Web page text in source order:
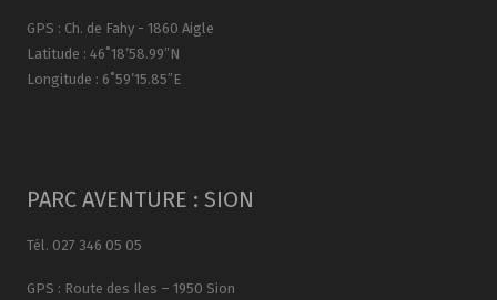
GPS : Ch. de Fahy - 1860 Aigle
Latitude : 46˚18’58.99″N
Longitude : 6˚59’15.85″E
PARC AVENTURE : SION
Tél. 027 346 05 05
GPS : Route des Iles – 1950 Sion